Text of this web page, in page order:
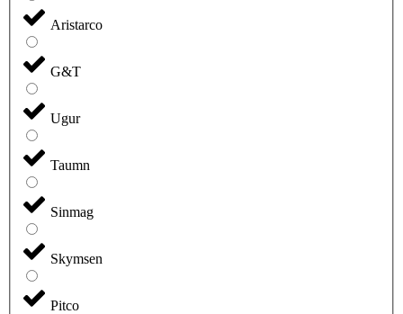
Aristarco
G&T
Ugur
Taumn
Sinmag
Skymsen
Pitco